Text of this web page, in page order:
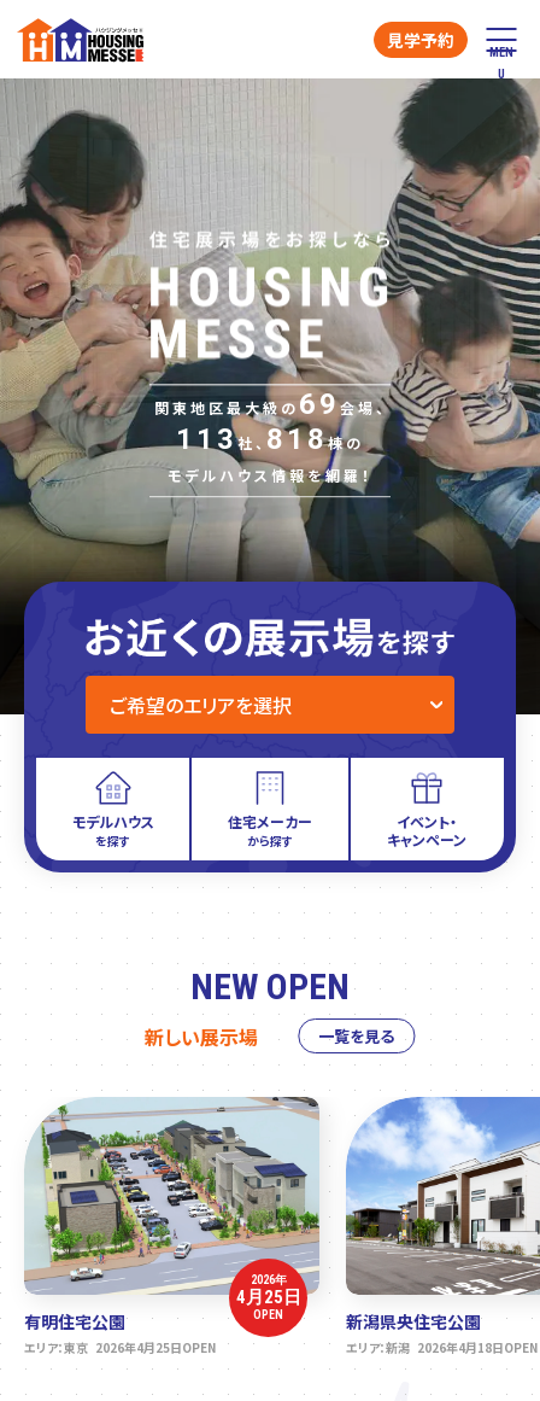
見学予約
関東地区最大級の 69会場、
113社、 818棟の
モデルハウス情報を網羅！
モデルハウス
を探す
住宅メーカー
から探す
イベント・
キャンペーン
NEW OPEN
新しい展示場 一覧を見る
2026年
4月25日
OPEN
有明住宅公園
エリア：東京 2026年4月25日OPEN
新潟県央住宅公園
エリア：新潟 2026年4月18日OPEN